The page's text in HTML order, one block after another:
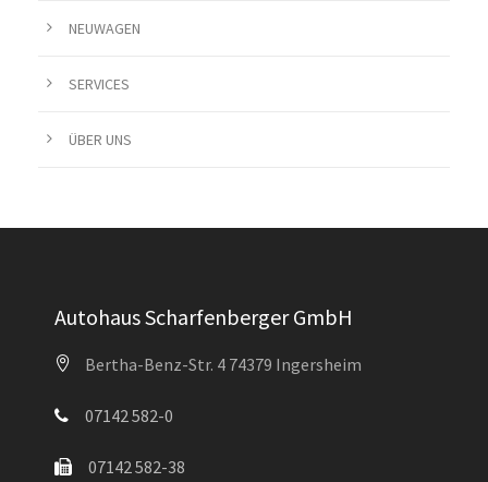
NEUWAGEN
SERVICES
ÜBER UNS
Autohaus Scharfenberger GmbH
Bertha-Benz-Str. 4 74379 Ingersheim
07142 582-0
07142 582-38